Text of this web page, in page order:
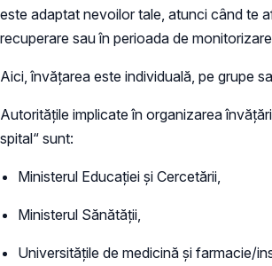
este adaptat nevoilor tale, atunci când te
recuperare sau în perioada de
Aici, învățarea este individuală, pe grupe
Autoritățile implicate în organizarea
spital“ sunt:
Ministerul Educației și Cercetării,
Ministerul Sănătății,
Universitățile de medicină și farmacie/